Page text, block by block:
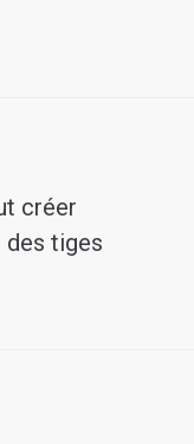
créer
des tiges